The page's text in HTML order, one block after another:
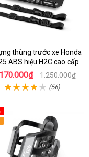
thùng trước xe Honda
ABS hiệu H2C cao cấp
1.250.000₫
(56)